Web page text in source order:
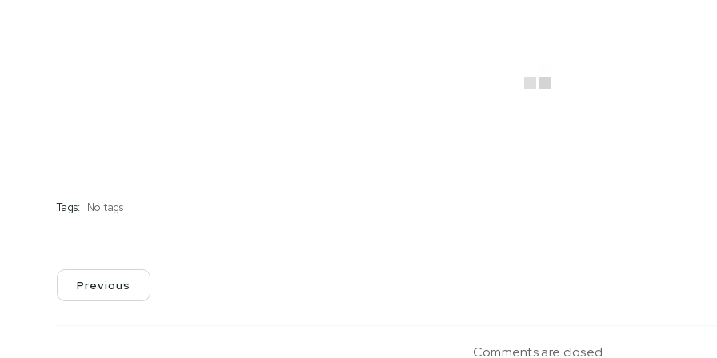
Tags: No tags
Previous
Comments are closed